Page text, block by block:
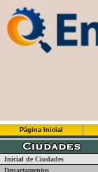
Página Inicial
Inicial de Ciudades
Departamentos